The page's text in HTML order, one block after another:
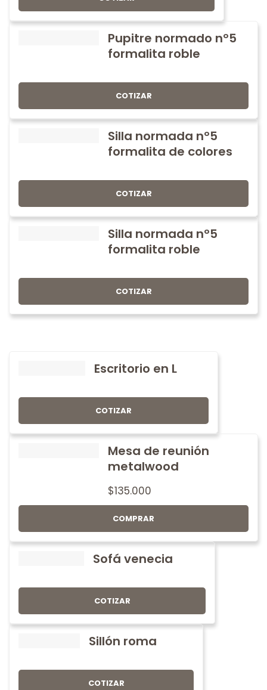
Pupitre normado nº5
formalita roble
COTIZAR
Silla normada nº5
formalita de colores
COTIZAR
Silla normada nº5
formalita roble
COTIZAR
Escritorio en L
COTIZAR
Mesa de reunión
metalwood
$135.000
COMPRAR
Sofá venecia
COTIZAR
Sillón roma
COTIZAR